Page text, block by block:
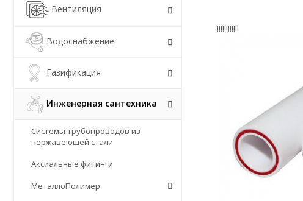
!!!!!!!!!!!!
Вентиляция
Водоснабжение
Газификация
Инженерная сантехника
Системы трубопроводов из
нержавеющей стали
Аксиальные фитинги
МеталлоПолимер